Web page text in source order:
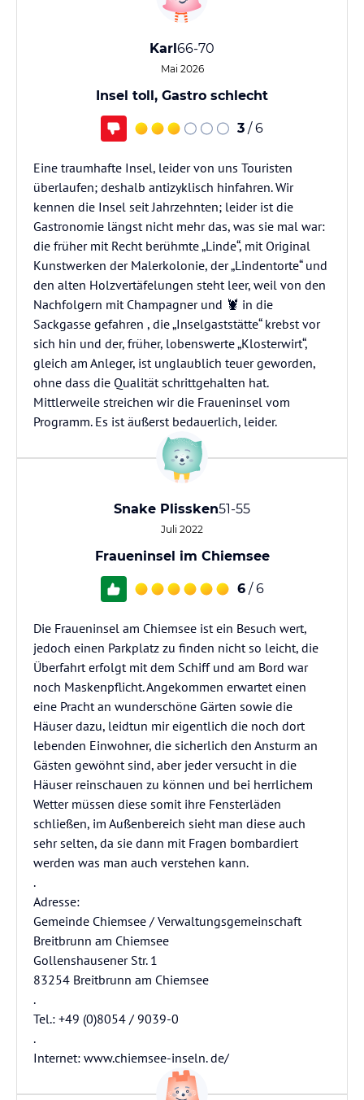
Karl66-70
Mai 2026
Insel toll, Gastro schlecht
3 / 6
Eine traumhafte Insel, leider von uns Touristen
überlaufen; deshalb antizyklisch hinfahren. Wir
kennen die Insel seit Jahrzehnten; leider ist die
Gastronomie längst nicht mehr das, was sie mal war:
die früher mit Recht berühmte „Linde“, mit Original
Kunstwerken der Malerkolonie, der „Lindentorte“ und
den alten Holzvertäfelungen steht leer, weil von den
Nachfolgern mit Champagner und 🦞 in die
Sackgasse gefahren , die „Inselgaststätte“ krebst vor
sich hin und der, früher, lobenswerte „Klosterwirt“,
gleich am Anleger, ist unglaublich teuer geworden,
ohne dass die Qualität schrittgehalten hat.
Mittlerweile streichen wir die Fraueninsel vom
Programm. Es ist äußerst bedauerlich, leider.
Snake Plissken51-55
Juli 2022
Fraueninsel im Chiemsee
6 / 6
Die Fraueninsel am Chiemsee ist ein Besuch wert,
jedoch einen Parkplatz zu finden nicht so leicht, die
Überfahrt erfolgt mit dem Schiff und am Bord war
noch Maskenpflicht. Angekommen erwartet einen
eine Pracht an wunderschöne Gärten sowie die
Häuser dazu, leidtun mir eigentlich die noch dort
lebenden Einwohner, die sicherlich den Ansturm an
Gästen gewöhnt sind, aber jeder versucht in die
Häuser reinschauen zu können und bei herrlichem
Wetter müssen diese somit ihre Fensterläden
schließen, im Außenbereich sieht man diese auch
sehr selten, da sie dann mit Fragen bombardiert
werden was man auch verstehen kann.
.
Adresse:
Gemeinde Chiemsee / Verwaltungsgemeinschaft
Breitbrunn am Chiemsee
Gollenshausener Str. 1
83254 Breitbrunn am Chiemsee
.
Tel.: +49 (0)8054 / 9039-0
.
Internet: www.chiemsee-inseln. de/